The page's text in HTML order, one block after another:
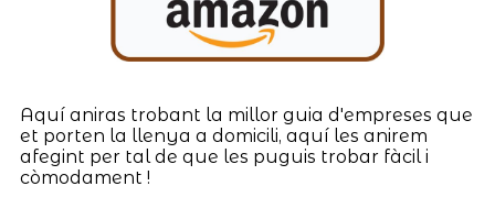
Aquí aniras trobant la millor guia d'empreses que
et porten la llenya a domicili, aquí les anirem
afegint per tal de que les puguis trobar fàcil i
còmodament !